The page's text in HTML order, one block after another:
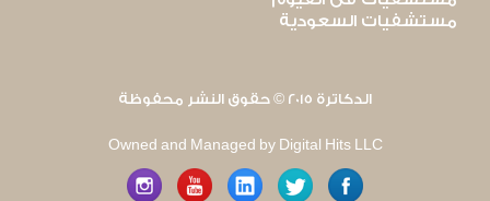
مستشفيات السعودية
الدكاترة 2015 © حقوق النشر محفوظة
Owned and Managed by Digital Hits LLC